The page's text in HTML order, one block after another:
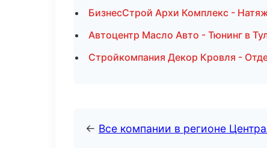
БизнесСтрой Архи Комплекс -
Автоцентр Масло Авто - Тюнинг в
Стройкомпания Декор Кровля -
← Все компании в регионе